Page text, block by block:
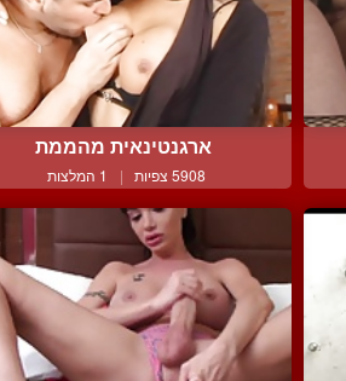
ארגנטינאית מהממת
5908 צפיות | 1 המלצות